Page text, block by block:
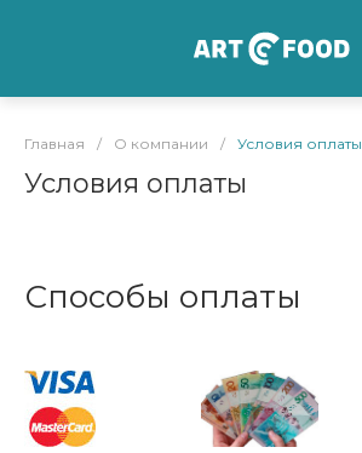
Главная / О компании / Условия оплаты
Условия оплаты
Способы оплаты